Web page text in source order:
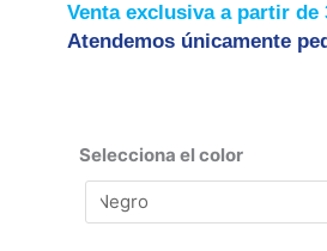
Venta exclusiva a partir de
Atendemos únicamente
Selecciona el color